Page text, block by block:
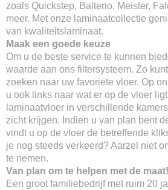
zoals Quickstep, Balterio, Meister,
meer. Met onze laminaatcollectie
van kwaliteitslaminaat.
Maak een goede keuze
Om u de beste service te kunnen
waarde aan ons filtersysteem. Zo
zoeken naar uw favoriete vloer. Op
u ook links naar wat er op de vloer
laminaatvloer in verschillende
zicht krijgen. Indien u van plan bent
vindt u op de vloer de betreffende
je nog steeds verkeerd? Aarzel niet
te nemen.
Van plan om te helpen met de maat!
Een groot familiebedrijf met ruim 20